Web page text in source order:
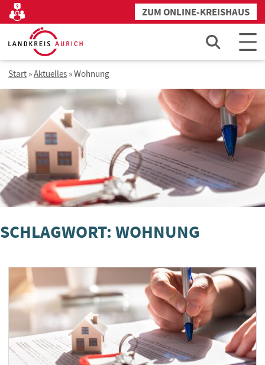
Zum
Inhalt
springen
Kontakt ZUM ONLINE-KREISHAUS
Start »Aktuelles »Wohnung
SCHLAGWORT: WOHNUNG